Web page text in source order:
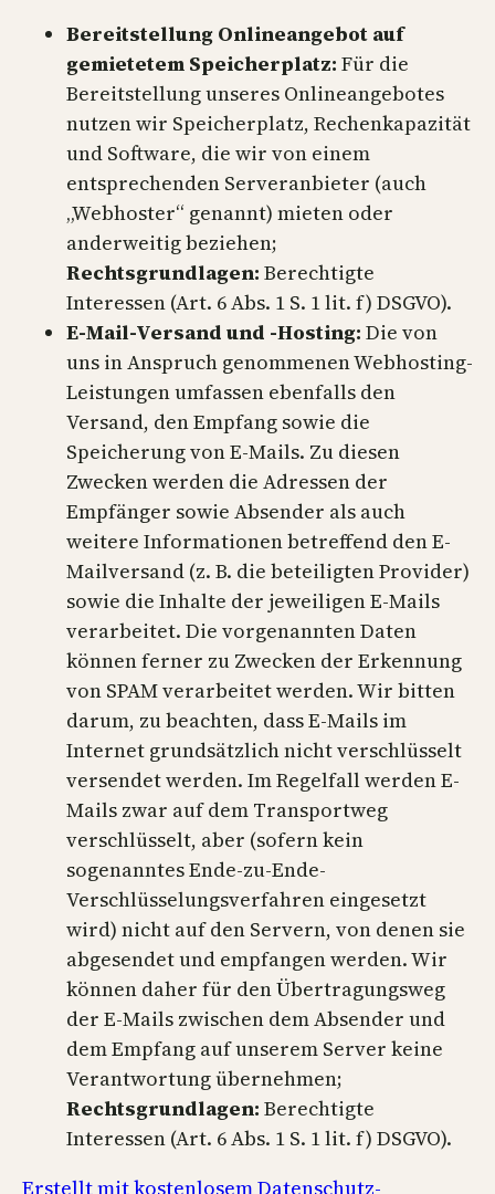
Bereitstellung Onlineangebot auf
gemietetem Speicherplatz: Für die
Bereitstellung unseres Onlineangebotes
nutzen wir Speicherplatz, Rechenkapazität
und Software, die wir von einem
entsprechenden Serveranbieter (auch
„Webhoster“ genannt) mieten oder
anderweitig beziehen;
Rechtsgrundlagen: Berechtigte
Interessen (Art. 6 Abs. 1 S. 1 lit. f) DSGVO).
E-Mail-Versand und -Hosting: Die von
uns in Anspruch genommenen Webhosting-
Leistungen umfassen ebenfalls den
Versand, den Empfang sowie die
Speicherung von E-Mails. Zu diesen
Zwecken werden die Adressen der
Empfänger sowie Absender als auch
weitere Informationen betreffend den E-
Mailversand (z. B. die beteiligten Provider)
sowie die Inhalte der jeweiligen E-Mails
verarbeitet. Die vorgenannten Daten
können ferner zu Zwecken der Erkennung
von SPAM verarbeitet werden. Wir bitten
darum, zu beachten, dass E-Mails im
Internet grundsätzlich nicht verschlüsselt
versendet werden. Im Regelfall werden E-
Mails zwar auf dem Transportweg
verschlüsselt, aber (sofern kein
sogenanntes Ende-zu-Ende-
Verschlüsselungsverfahren eingesetzt
wird) nicht auf den Servern, von denen sie
abgesendet und empfangen werden. Wir
können daher für den Übertragungsweg
der E-Mails zwischen dem Absender und
dem Empfang auf unserem Server keine
Verantwortung übernehmen;
Rechtsgrundlagen: Berechtigte
Interessen (Art. 6 Abs. 1 S. 1 lit. f) DSGVO).
Erstellt mit kostenlosem Datenschutz-